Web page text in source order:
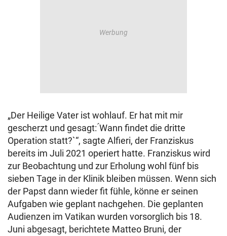
„Der Heilige Vater ist wohlauf. Er hat mit mir
gescherzt und gesagt: ́Wann findet die dritte
Operation statt?`“, sagte Alfieri, der Franziskus
bereits im Juli 2021 operiert hatte. Franziskus wird
zur Beobachtung und zur Erholung wohl fünf bis
sieben Tage in der Klinik bleiben müssen. Wenn sich
der Papst dann wieder fit fühle, könne er seinen
Aufgaben wie geplant nachgehen. Die geplanten
Audienzen im Vatikan wurden vorsorglich bis 18.
Juni abgesagt, berichtete Matteo Bruni, der